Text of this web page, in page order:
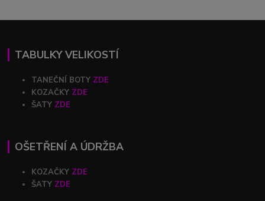
TABULKY VELIKOSTÍ
TANEČNÍ BOTY ZDE
KOZAČKY ZDE
ŠATY ZDE
OŠETŘENÍ A ÚDRŽBA
KOZAČKY ZDE
ŠATY ZDE